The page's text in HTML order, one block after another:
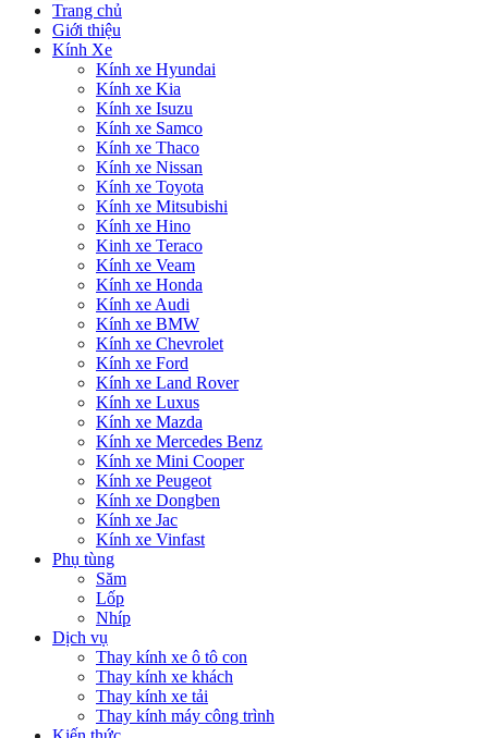
Trang chủ
Giới thiệu
Kính Xe
Kính xe Hyundai
Kính xe Kia
Kính xe Isuzu
Kính xe Samco
Kính xe Thaco
Kính xe Nissan
Kính xe Toyota
Kính xe Mitsubishi
Kính xe Hino
Kinh xe Teraco
Kính xe Veam
Kính xe Honda
Kính xe Audi
Kính xe BMW
Kính xe Chevrolet
Kính xe Ford
Kính xe Land Rover
Kính xe Luxus
Kính xe Mazda
Kính xe Mercedes Benz
Kính xe Mini Cooper
Kính xe Peugeot
Kính xe Dongben
Kính xe Jac
Kính xe Vinfast
Phụ tùng
Săm
Lốp
Nhíp
Dịch vụ
Thay kính xe ô tô con
Thay kính xe khách
Thay kính xe tải
Thay kính máy công trình